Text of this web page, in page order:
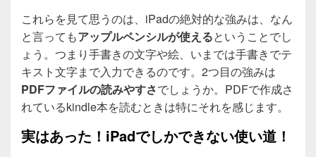
これらを見て思うのは、iPadの絶対的な強みは、なん
と言ってもアップルペンシルが使えるということでし
ょう。つまり手書きの文字や絵、いまでは手書きでテ
キスト文字まで入力できるのです。2つ目の強みは
PDFファイルの読みやすさでしょうか。PDFで作成さ
れているkindle本を読むときは特にそれを感じます。
実はあった！iPadでしかできない使い道！